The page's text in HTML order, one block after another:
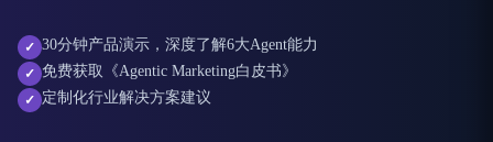
✓ 30分钟产品演示，深度了解6大Agent能力
✓ 免费获取《Agentic Marketing白皮书》
✓ 定制化行业解决方案建议